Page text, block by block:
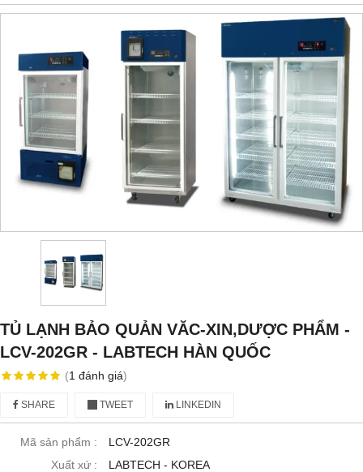
TỦ LẠNH BẢO QUẢN VĂC-XIN,DƯỢC PHẨM -
LCV-202GR - LABTECH HÀN QUỐC
(1 đánh giá)
SHARE TWEET LINKEDIN
Mã sản phẩm :
LCV-202GR
Xuất xứ :
LABTECH - KOREA